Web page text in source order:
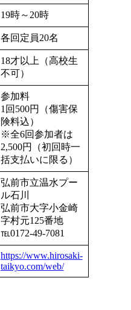
19時～20時
各回定員20名
18才以上（高校生
不可）
参加料
1回500円（傷害保
険料込）
※全6回参加者は
2,500円（初回時一
括支払いに限る）
弘前市立温水プー
ル石川
弘前市大字小金崎
字村元125番地
℡0172-49-7081
https://www.hirosaki-
taikyo.com/web/